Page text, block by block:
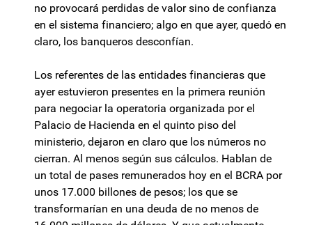
no provocará perdidas de valor sino de confianza
en el sistema financiero; algo en que ayer, quedó en
claro, los banqueros desconfían.
Los referentes de las entidades financieras que
ayer estuvieron presentes en la primera reunión
para negociar la operatoria organizada por el
Palacio de Hacienda en el quinto piso del
ministerio, dejaron en claro que los números no
cierran. Al menos según sus cálculos. Hablan de
un total de pases remunerados hoy en el BCRA por
unos 17.000 billones de pesos; los que se
transformarían en una deuda de no menos de